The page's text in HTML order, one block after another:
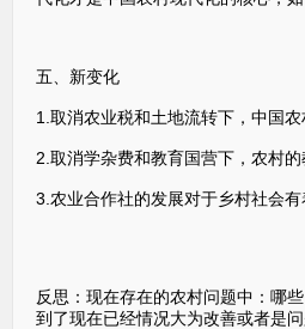
五、新变化
1.取消农业税和土地流转下，中国
2.取消学杂费和教育国营下，农村
3.农业合作社的发展对于乡村社会
反思：现在存在的农村问题中：哪
到了现在已经情况大为改善或者是